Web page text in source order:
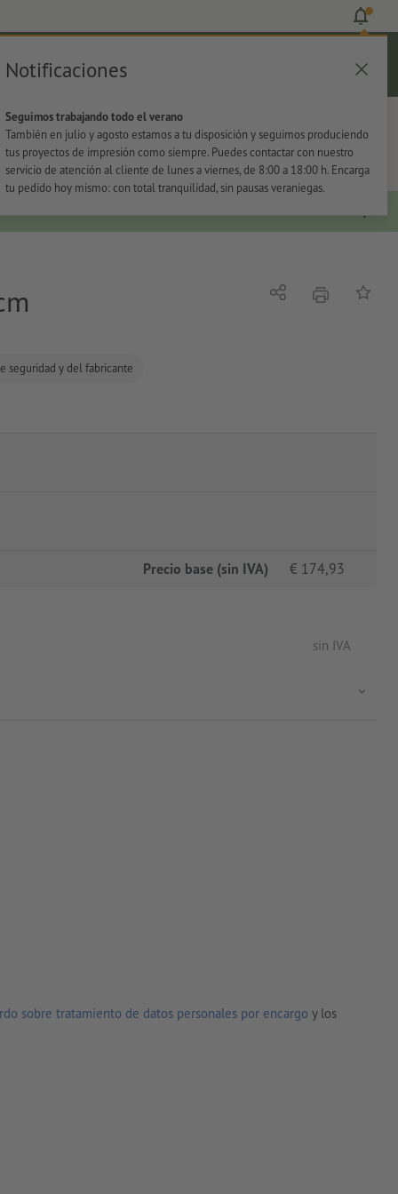
Notificaciones
Seguimos trabajando todo el verano
También en julio y agosto estamos a tu disposición y seguimos produciendo
tus proyectos de impresión como siempre. Puedes contactar con nuestro
servicio de atención al cliente de lunes a viernes, de 8:00 a 18:00 h. Encarga
tu pedido hoy mismo: con total tranquilidad, sin pausas veraniegas.
Cesta
Oficina Adhesivos
seguridad y del fabricante
CompartirimprimirAñadir
Precio base (sin IVA) € 174,93
sin IVA
sobre tratamiento de datos personales por encargo y los